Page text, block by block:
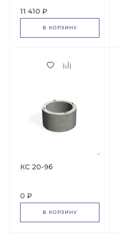
11 410 ₽
В КОРЗИНУ
КС 20-9б
0 ₽
В КОРЗИНУ